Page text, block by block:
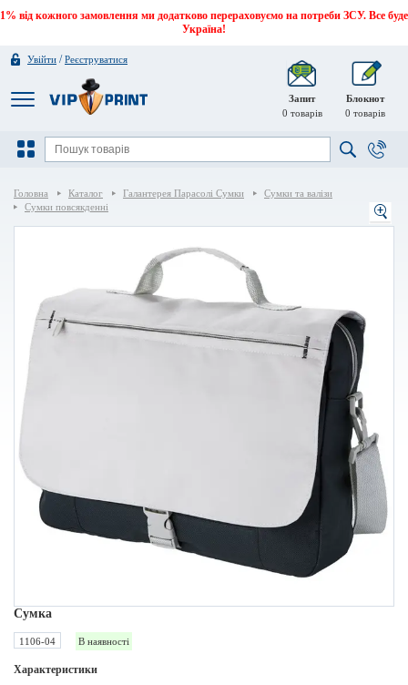
1% від кожного замовлення ми додатково перераховуємо на потреби ЗСУ. Все буде
Україна!
Увійти /Реєструватися
Запит
0 товарів
Блокнот
0 товарів
Головна Каталог Галантерея Парасолі Сумки
Сумки та валізи
Сумки повсякденні
Сумка
1106-04 В наявності
Характеристики